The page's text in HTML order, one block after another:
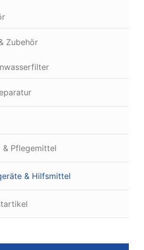
Zubehör
& Pflegemittel
& Hilfsmittel